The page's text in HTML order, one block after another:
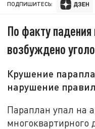
ПОДПИШИТЕСЬ:
По факту
возбуждено
Крушение
нарушение
Параплан упал на